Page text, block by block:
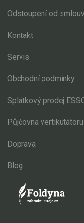
Odstoupení od
Kontakt
Servis
Obchodní podmínky
Splátkový prodej
Půjčovna vertikutátoru
Doprava
Blog